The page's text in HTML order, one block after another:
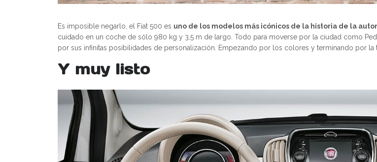
Es imposible negarlo, el Fiat 500 es uno de los modelos más icónicos de la historia de la
cuidado en un coche de sólo 980 kg y 3,5 m de largo. Todo para moverse por la ciudad como
por sus infinitas posibilidades de personalización. Empezando por los colores y terminando por
Y muy listo